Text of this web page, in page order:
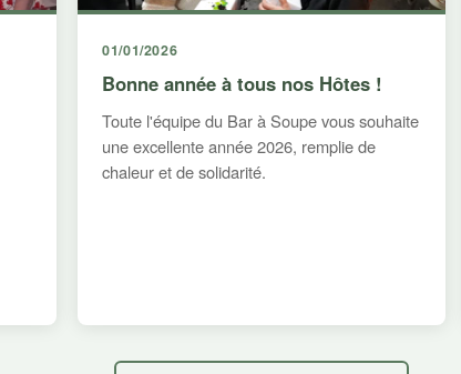
01/01/2026
Bonne année à tous nos Hôtes !
Toute l'équipe du Bar à Soupe vous souhaite
une excellente année 2026, remplie de
chaleur et de solidarité.